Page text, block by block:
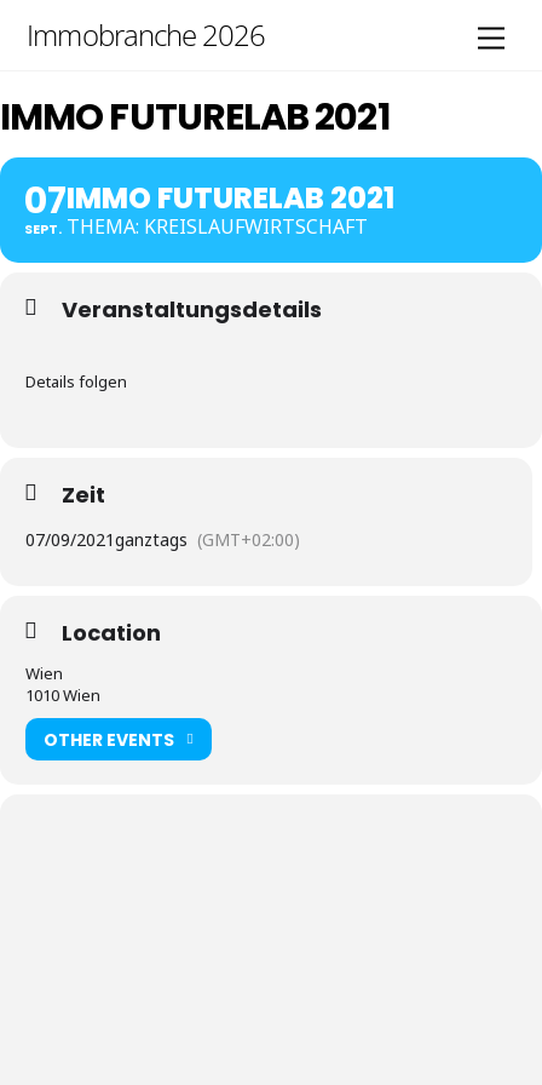
Immobranche 2026
IMMO FUTURELAB 2021
07
SEPT.
IMMO FUTURELAB 2021
THEMA: KREISLAUFWIRTSCHAFT
Veranstaltungsdetails
Details folgen
Zeit
07/09/2021ganztags (GMT+02:00)
Location
Wien
1010 Wien
OTHER EVENTS